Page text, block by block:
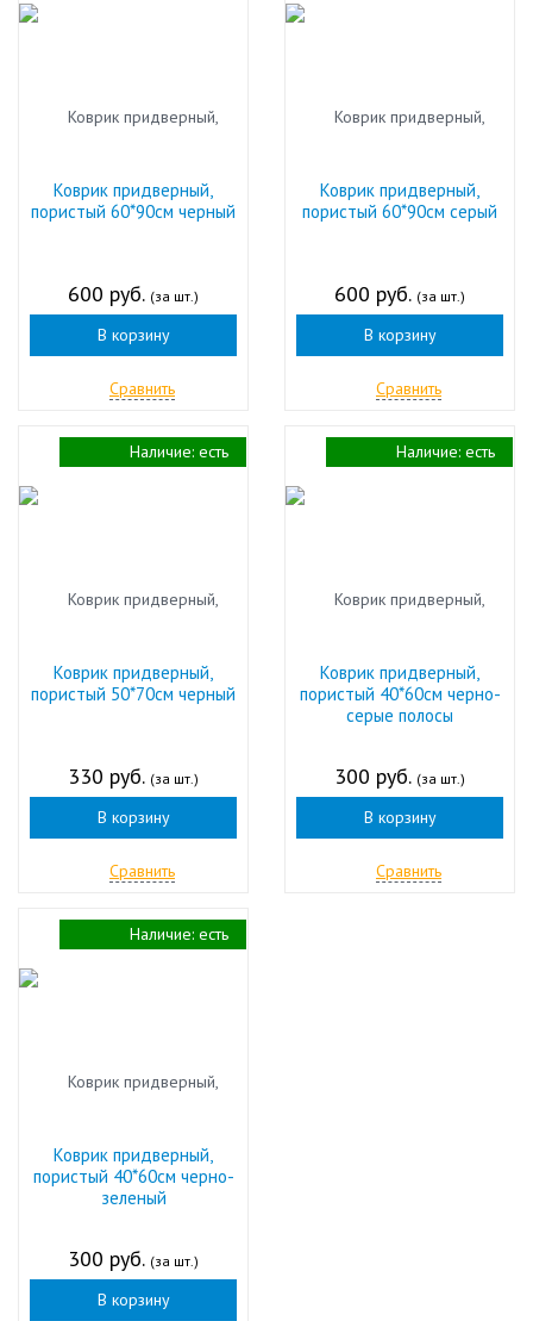
Коврик придверный,
пористый 60*90см черный
600 руб. (за шт.)
В корзину
Сравнить
Коврик придверный,
пористый 60*90см серый
600 руб. (за шт.)
В корзину
Сравнить
Коврик придверный,
пористый 50*70см черный
330 руб. (за шт.)
В корзину
Сравнить
Наличие: есть
Коврик придверный,
пористый 40*60см черно-
серые полосы
300 руб. (за шт.)
В корзину
Сравнить
Наличие: есть
Коврик придверный,
пористый 40*60см черно-
зеленый
300 руб. (за шт.)
В корзину
Наличие: есть